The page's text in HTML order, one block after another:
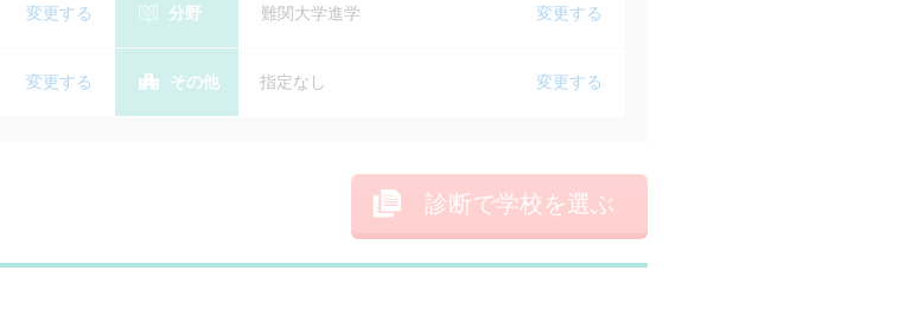
変更する 分野 難関大学進学 変更する
変更する その他 指定なし 変更する
診断で学校を選ぶ